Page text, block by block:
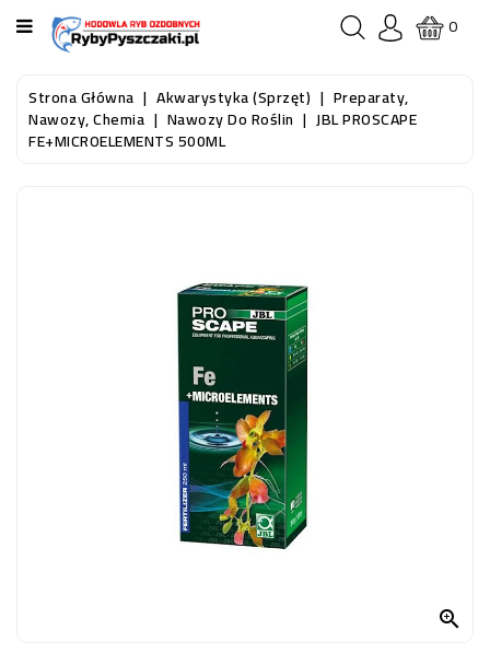
KATEGORIA
STRONA
GŁÓWNA
0
Strona Główna Akwarystyka (sprzęt) Preparaty,
Nawozy, Chemia Nawozy Do Roślin JBL PROSCAPE
FE+MICROELEMENTS 500ML
